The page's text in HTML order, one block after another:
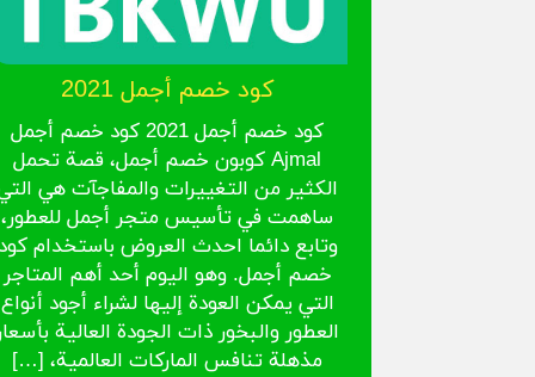
كود خصم أجمل 2021
كود خصم أجمل 2021 كود خصم أجمل
Ajmal كوبون خصم أجمل، قصة تحمل
الكثير من التغييرات والمفاجآت هي
ساهمت في تأسيس متجر أجمل للعطور،
وتابع دائما احدث العروض باستخدام كود
خصم أجمل. وهو اليوم أحد أهم المتاجر
التي يمكن العودة إليها لشراء أجود أنواع
العطور والبخور ذات الجودة العالية بأسعار
مذهلة تنافس الماركات العالمية، […]